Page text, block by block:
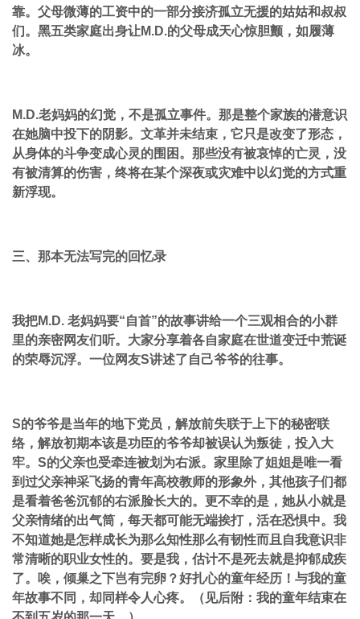
靠。父母微薄的工资中的一部分接济孤立无援的姑姑和叔叔
们。黑五类家庭出身让M.D.的父母成天心惊胆颤，如履薄
冰。
M.D.老妈妈的幻觉，不是孤立事件。那是整个家族的潜意识
在她脑中投下的阴影。文革并未结束，它只是改变了形态，
从身体的斗争变成心灵的围困。那些没有被哀悼的亡灵，没
有被清算的伤害，终将在某个深夜或灾难中以幻觉的方式重
新浮现。
三、那本无法写完的回忆录
我把M.D. 老妈妈要“自首”的故事讲给一个三观相合的小群
里的亲密网友们听。大家分享着各自家庭在世道变迁中荒诞
的荣辱沉浮。一位网友S讲述了自己爷爷的往事。
S的爷爷是当年的地下党员，解放前失联于上下的秘密联
络，解放初期本该是功臣的爷爷却被误认为叛徒，投入大
牢。S的父亲也受牵连被划为右派。家里除了姐姐是唯一看
到过父亲神采飞扬的青年高校教师的形象外，其他孩子们都
是看着爸爸沉郁的右派脸长大的。更不幸的是，她从小就是
父亲情绪的出气筒，每天都可能无端挨打，活在恐惧中。我
不知道她是怎样成长为那么知性那么有韧性而且自我意识非
常清晰的职业女性的。要是我，估计不是死去就是抑郁成疾
了。唉，倾巢之下岂有完卵？好扎心的童年经历！与我的童
年故事不同，却同样令人心疼。（见后附：我的童年结束在